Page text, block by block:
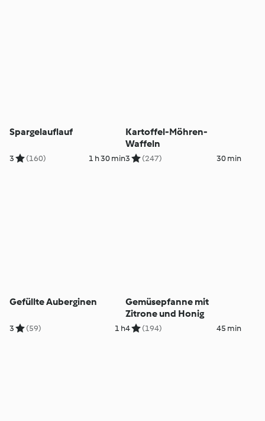
Spargelauflauf
3 (160) 1 h 30 min
Kartoffel-Möhren-
Waffeln
3 (247) 30 min
Gefüllte Auberginen
3 (59) 1 h
Gemüsepfanne mit
Zitrone und Honig
4 (194) 45 min